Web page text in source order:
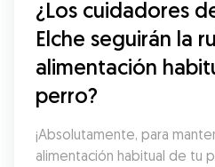
¿Los cuidadores
Elche seguirán la
alimentación
perro?
¡Absolutamente, para
alimentación habitual de tu